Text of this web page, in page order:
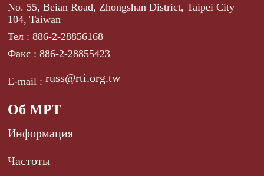
No. 55, Beian Road, Zhongshan District, Taipei City
104, Taiwan
Тел : 886-2-28856168
Факс : 886-2-28855423
E-mail :russ@rti.org.tw
Об МРТ
Информация
Частоты